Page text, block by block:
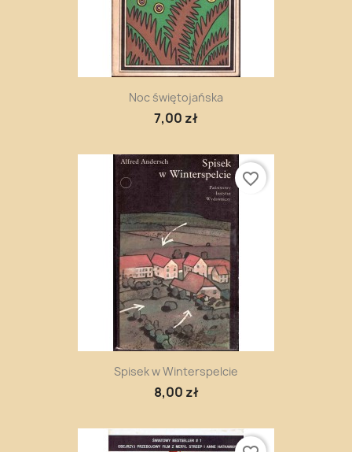
Noc świętojańska
7,00 zł
Spisek w Winterspelcie
8,00 zł
favorite_border